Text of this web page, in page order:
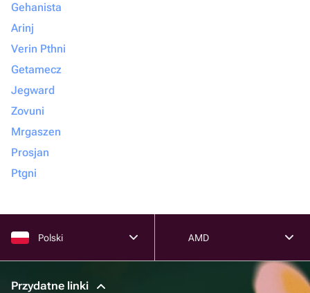
Gehanista
Arinj
Verin Pthni
Getamecz
Jegward
Zovuni
Mrgaszen
Prosjan
Ptgni
Polski AMD
Przydatne linki